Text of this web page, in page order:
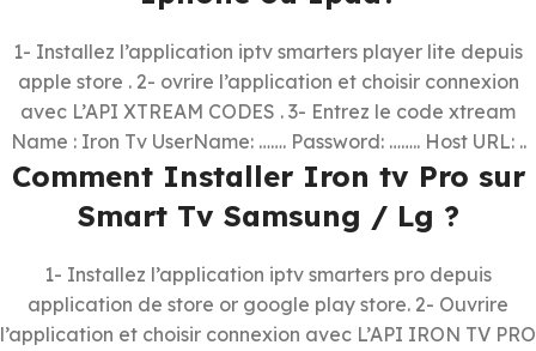
1- Installez l’application iptv smarters player lite depuis
apple store . 2- ovrire l’application et choisir connexion
avec L’API XTREAM CODES . 3- Entrez le code xtream
Name : Iron Tv UserName: ……. Password: …….. Host URL: ..
Comment Installer Iron tv Pro sur
Smart Tv Samsung / Lg ?
1- Installez l’application iptv smarters pro depuis
application de store or google play store. 2- Ouvrire
l’application et choisir connexion avec L’API IRON TV PRO